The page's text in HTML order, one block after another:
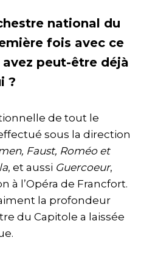
national du
fois avec ce
peut-être déjà
?
de tout le
sous la direction
Faust, Roméo et
, et aussi Guercoeur,
à l’Opéra de Francfort.
la profondeur
du Capitole a laissée